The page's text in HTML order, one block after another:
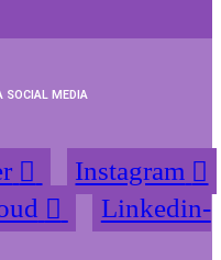
MEDIA
Instagram
Linkedin-